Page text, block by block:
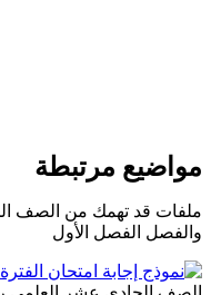
مواضيع مرتبطة
ملفات قد تهمك من الصف
والفصل الفصل الأول